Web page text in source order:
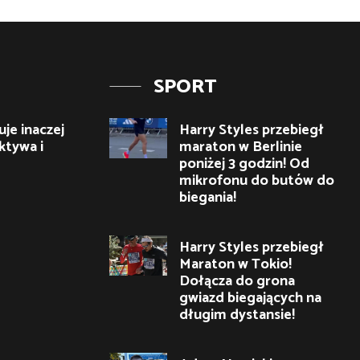
inaczej
i
SPORT
Harry Styles przebiegł
maraton w Berlinie
poniżej 3 godzin! Od
mikrofonu do butów do
biegania!
Harry Styles przebiegł
Maraton w Tokio!
Dołącza do grona
gwiazd biegających na
długim dystansie!